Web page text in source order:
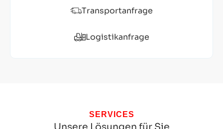
Transportanfrage
Logistikanfrage
SERVICES